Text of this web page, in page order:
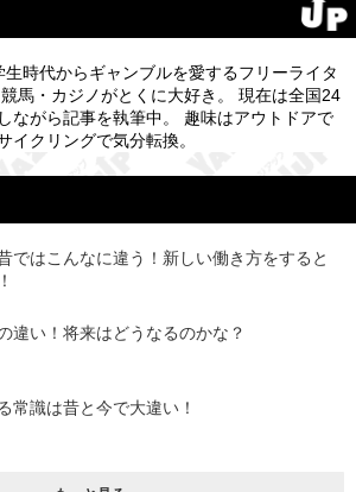
生時代からギャンブルを愛するフリーライタ
馬・カジノがとくに大好き。 現在は全国24
ながら記事を執筆中。 趣味はアウトドアで
イクリングで気分転換。
ではこんなに違う！新しい働き方をすると
違い！将来はどうなるのかな？
常識は昔と今で大違い！